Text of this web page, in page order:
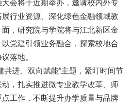
会将于近期举办，邀请校内外专
行业资源、深化绿色金融领域教
，研究院与学院将与江北新区金
党建引领业务融合，探索校地合
落地。
共进、双向赋能”主题，紧盯时间节
，扎实推进微专业教学改革、师
工作，不断提升办学质量与品牌